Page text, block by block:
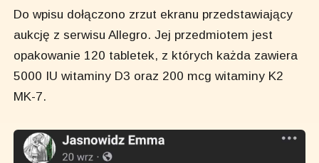
Do wpisu dołączono zrzut ekranu przedstawiający
aukcję z serwisu Allegro. Jej przedmiotem jest
opakowanie 120 tabletek, z których każda zawiera
5000 IU witaminy D3 oraz 200 mcg witaminy K2
MK-7.